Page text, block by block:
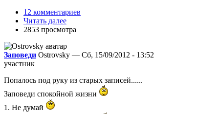
12 комментариев
Читать далее
2853 просмотра
Заповеди Ostrovsky — Сб, 15/09/2012 - 13:52
участник
Попалось под руку из старых записей......
Заповеди спокойной жизни
1. Не думай